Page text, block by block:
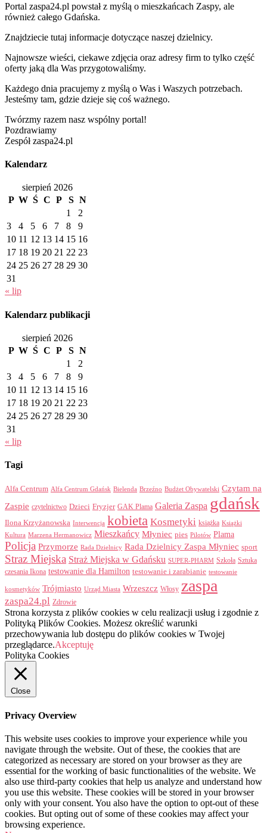
Portal zaspa24.pl powstał z myślą o mieszkańcach Zaspy, ale
również całego Gdańska.
Znajdziecie tutaj informacje dotyczące naszej dzielnicy.
Najnowsze wieści, ciekawe zdjęcia oraz adresy firm to tylko część
oferty jaką dla Was przygotowaliśmy.
Każdego dnia pracujemy z myślą o Was i Waszych potrzebach.
Jesteśmy tam, gdzie dzieje się coś ważnego.
Twórzmy razem nasz wspólny portal!
Pozdrawiamy
Zespół zaspa24.pl
Kalendarz
sierpień 2026
P W Ś C P S N
1
2
3
4 5 6 7 8
9
10 11 12 13 14 15 16
17 18 19 20 21 22 23
24 25 26 27 28 29 30
31
« lip
Kalendarz publikacji
sierpień 2026
P W Ś C P S N
1
2
3
4 5 6 7 8
9
10 11 12 13 14 15 16
17 18 19 20 21 22 23
24 25 26 27 28 29 30
31
« lip
Tagi
Alfa Centrum Alfa Centrum Gdańsk Bielenda Brzeźno Budżet Obywatelski Czytam na
Zaspie czytelnictwo Dzieci Fryzjer GAK Plama Galeria Zaspa gdańsk
Ilona Krzyżanowska Interwencja kobieta Kosmetyki książka Książki
Kultura Marzena Hermanowicz Mieszkańcy Młyniec pies Pilotów Plama
Policja Przymorze Rada Dzielnicy Rada Dzielnicy Zaspa Młyniec sport
Straz Miejska Straż Miejska w Gdańsku SUPER-PHARM Szkoła Sztuka
czesania Ikona testowanie dla Hamilton testowanie i zarabianie testowanie
kosmetyków Trójmiasto Urząd Miasta Wrzeszcz Włosy zaspa
zaspa24.pl Zdrowie
Strona korzysta z plików cookies w celu realizacji usług i zgodnie z
Polityką Plików Cookies. Możesz określić warunki
przechowywania lub dostępu do plików cookies w Twojej
przeglądarce.Akceptuję
Polityka Cookies
Close
Privacy Overview
This website uses cookies to improve your experience while you
navigate through the website. Out of these, the cookies that are
categorized as necessary are stored on your browser as they are
essential for the working of basic functionalities of the website. We
also use third-party cookies that help us analyze and understand how
you use this website. These cookies will be stored in your browser
only with your consent. You also have the option to opt-out of these
cookies. But opting out of some of these cookies may affect your
browsing experience.